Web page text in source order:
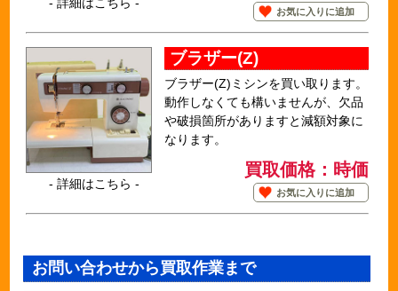
お気に入りに追加
- 詳細はこちら -
ブラザー(Z)
ブラザー(Z)ミシンを買い取ります。
動作しなくても構いませんが、欠品
や破損箇所がありますと減額対象に
なります。
買取価格：時価
お気に入りに追加
お問い合わせから買取作業まで